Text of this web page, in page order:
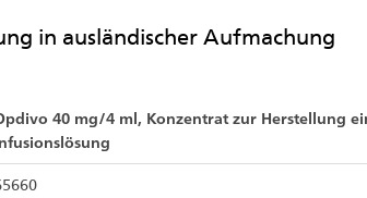
in ausländischer Aufmachung
40 mg/4 ml, Konzentrat zur Herstellung